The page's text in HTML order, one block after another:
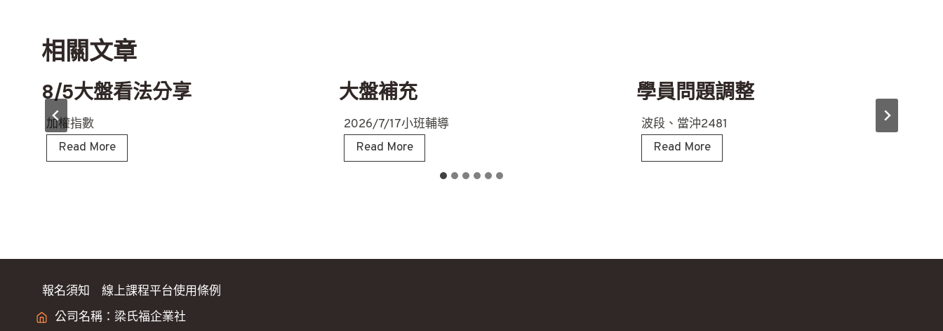
相關文章
8/5大盤看法分享
加權指數
Read More8
/
法
享
大盤補充
2026/7/17小班輔導
Read More大
盤
學員問題調整
波段、當沖2481
Read More學
員
報名須知
線上課程平台使用條例
公司名稱：梁氏福企業社